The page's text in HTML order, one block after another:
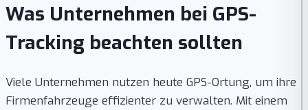
Was Unternehmen bei GPS-
Tracking beachten sollten
Viele Unternehmen nutzen heute GPS-Ortung, um ihre
Firmenfahrzeuge effizienter zu verwalten. Mit einem